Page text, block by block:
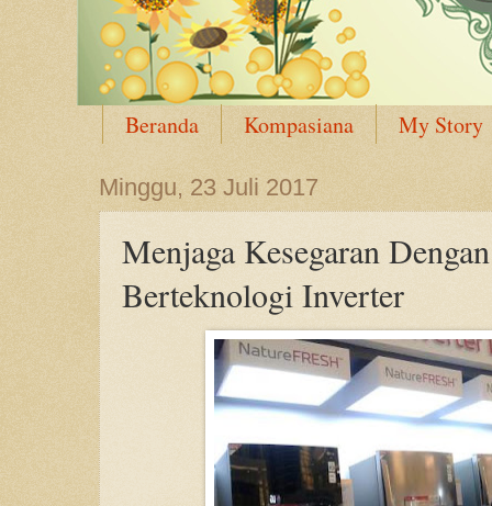
Beranda Kompasiana My Story
Minggu, 23 Juli 2017
Menjaga Kesegaran
Berteknologi Inverter